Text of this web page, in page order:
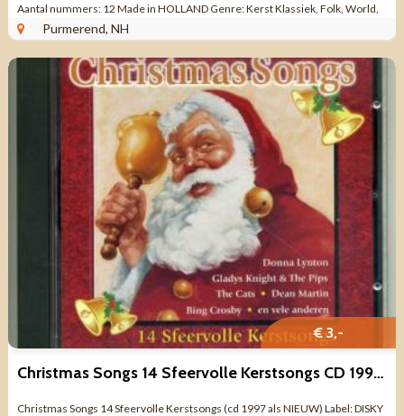
Aantal nummers: 12 Made in HOLLAND Genre: Kerst Klassiek, Folk, World,
& Country ...
Purmerend, NH
€ 3,-
Christmas Songs 14 Sfeervolle Kerstsongs CD 1997 ZGAN
Christmas Songs 14 Sfeervolle Kerstsongs (cd 1997 als NIEUW) Label: DISKY